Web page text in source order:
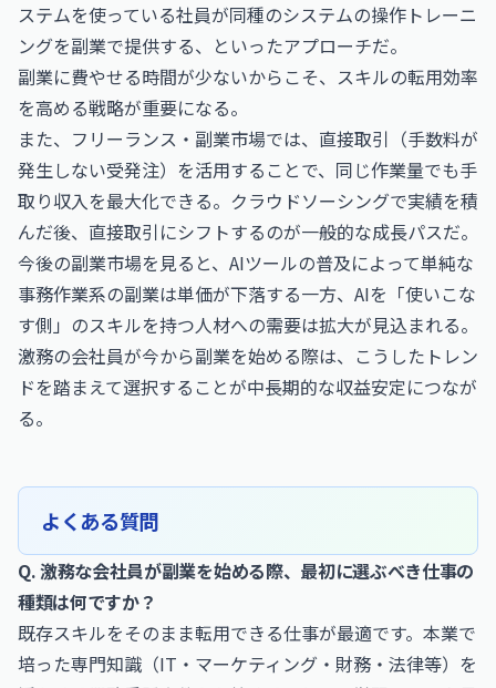
ステムを使っている社員が同種のシステムの操作トレーニ
ングを副業で提供する、といったアプローチだ。
副業に費やせる時間が少ないからこそ、スキルの転用効率
を高める戦略が重要になる。
また、フリーランス・副業市場では、直接取引（手数料が
発生しない受発注）を活用することで、同じ作業量でも手
取り収入を最大化できる。クラウドソーシングで実績を積
んだ後、直接取引にシフトするのが一般的な成長パスだ。
今後の副業市場を見ると、AIツールの普及によって単純な
事務作業系の副業は単価が下落する一方、AIを「使いこな
す側」のスキルを持つ人材への需要は拡大が見込まれる。
激務の会社員が今から副業を始める際は、こうしたトレン
ドを踏まえて選択することが中長期的な収益安定につなが
る。
よくある質問
Q. 激務な会社員が副業を始める際、最初に選ぶべき仕事の
種類は何ですか？
既存スキルをそのまま転用できる仕事が最適です。本業で
培った専門知識（IT・マーケティング・財務・法律等）を